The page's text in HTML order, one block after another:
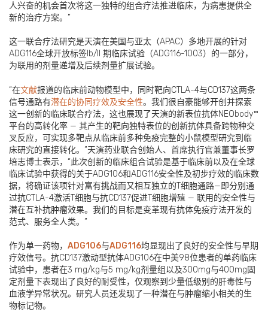
人兴奋的机会首次将这一独特的组合疗法推进临床，为病患提供全
新的治疗方案。”
这一联合疗法研究是天演在美国与亚太（APAC）多地开展的针对
ADG116全球开放标签Ib/II 期临床试验（ADG116-1003）的一部分，
为联用的剂量递增及后续剂量扩展试验。
“在文献报道的临床前动物模型中，同时靶向CTLA-4与CD137这两条
信号通路有潜在的协同疗效及安全性。我们很自豪能够开创并探索
这一创新的临床联合疗法，这也展现了天演的新表位抗体NEObody™
平台的高转化率 — 其产生的靶向独特表位的创新抗体具备跨物种交
叉反应，可实现多靶点从临床前多种免疫完整的小鼠模型研究到临
床研究的直接转化。”天演药业联合创始人、首席执行官兼董事长罗
培志博士表示，“此次创新的临床组合试验是基于临床前以及在全球
临床试验中获得的关于ADG106和ADG116安全性及初步疗效的临床数
据，将确证该项针对富有挑战而又相互独立的T细胞通路—即分别通
过抗CTLA-4激活T细胞与抗CD137促进T细胞增殖 — 联用的安全性与
潜在互补抗肿瘤效果。我们的目标是变革现有抗体免疫疗法开发的
范式、服务全人类。”
作为单一药物， ADG106与ADG116均显现出了良好的安全性与早期
疗效信号。抗CD137激动型抗体ADG106在中美98位患者的单药临床
试验中，患者在3 mg/kg与5 mg/kg剂量组以及300mg与400mg固
定剂量下表现出了良好的耐受性，仅观察到少量低级别的肝毒性与
血液学异常状况。研究人员还发现了一种潜在与肿瘤缩小相关的生
物标记物。